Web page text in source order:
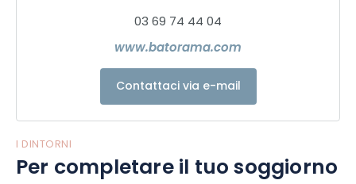
03 69 74 44 04
www.batorama.com
Contattaci via e-mail
I DINTORNI
Per completare il tuo soggiorno